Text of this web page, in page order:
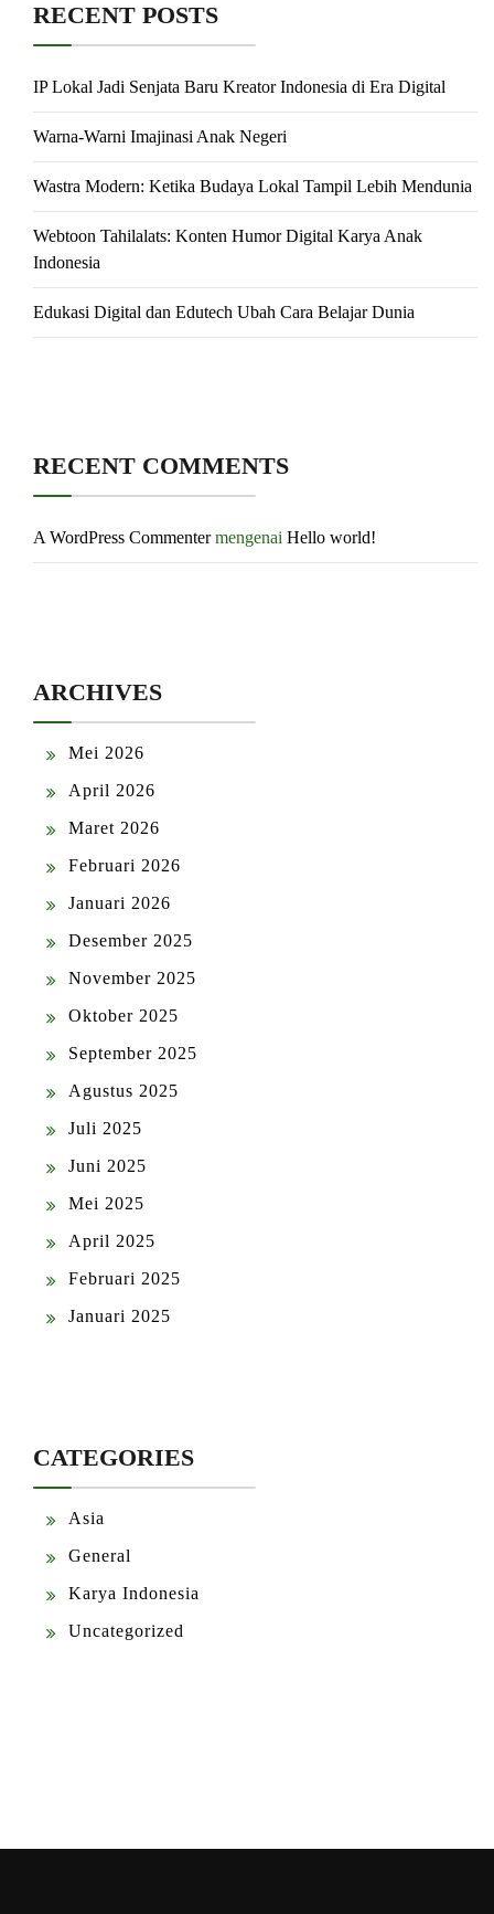
RECENT POSTS
IP Lokal Jadi Senjata Baru Kreator Indonesia di Era Digital
Warna-Warni Imajinasi Anak Negeri
Wastra Modern: Ketika Budaya Lokal Tampil Lebih Mendunia
Webtoon Tahilalats: Konten Humor Digital Karya Anak
Indonesia
Edukasi Digital dan Edutech Ubah Cara Belajar Dunia
RECENT COMMENTS
A WordPress Commentermengenai Hello world!
ARCHIVES
Mei 2026
April 2026
Maret 2026
Februari 2026
Januari 2026
Desember 2025
November 2025
Oktober 2025
September 2025
Agustus 2025
Juli 2025
Juni 2025
Mei 2025
April 2025
Februari 2025
Januari 2025
CATEGORIES
Asia
General
Karya Indonesia
Uncategorized